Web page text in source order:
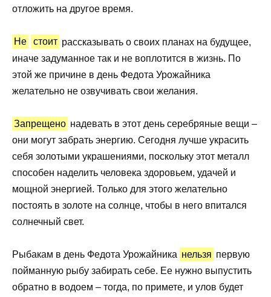
отложить на другое время.
Не стоит рассказывать о своих планах на будущее,
иначе задуманное так и не воплотится в жизнь. По
этой же причине в день Федота Урожайника
желательно не озвучивать свои желания.
Запрещено надевать в этот день серебряные вещи –
они могут забрать энергию. Сегодня лучше украсить
себя золотыми украшениями, поскольку этот металл
способен наделить человека здоровьем, удачей и
мощной энергией. Только для этого желательно
постоять в золоте на солнце, чтобы в него впитался
солнечный свет.
Рыбакам в день Федота Урожайника нельзя первую
пойманную рыбу забирать себе. Ее нужно выпустить
обратно в водоем – тогда, по примете, и улов будет